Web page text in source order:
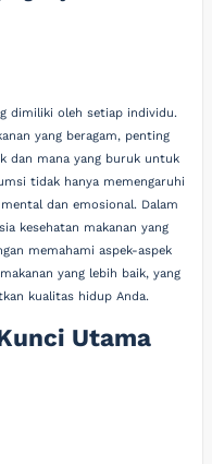
dimiliki oleh setiap individu.
yang beragam, penting
dan mana yang buruk untuk
tidak hanya memengaruhi
dan emosional. Dalam
kesehatan makanan yang
memahami aspek-aspek
yang lebih baik, yang
kualitas hidup Anda.
Utama